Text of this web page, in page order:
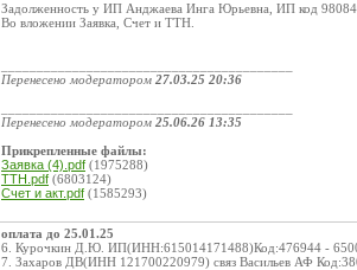
Задолженность у ИП Анджаева Инга Юрьевна, ИП код
Во вложении Заявка, Счет и ТТН.
Перенесено модератором 27.03.25 20:36
Перенесено модератором 25.06.26 13:35
Прикрепленные файлы:
Заявка (4).pdf (1975288)
TTН.pdf (6803124)
Счет и акт.pdf (1585293)
оплата до 25.01.25
6. Курочкин Д.Ю. ИП(ИНН:615014171488)Код:476944 -
7. Захаров ДВ(ИНН 121700220979) связ Васильев АФ